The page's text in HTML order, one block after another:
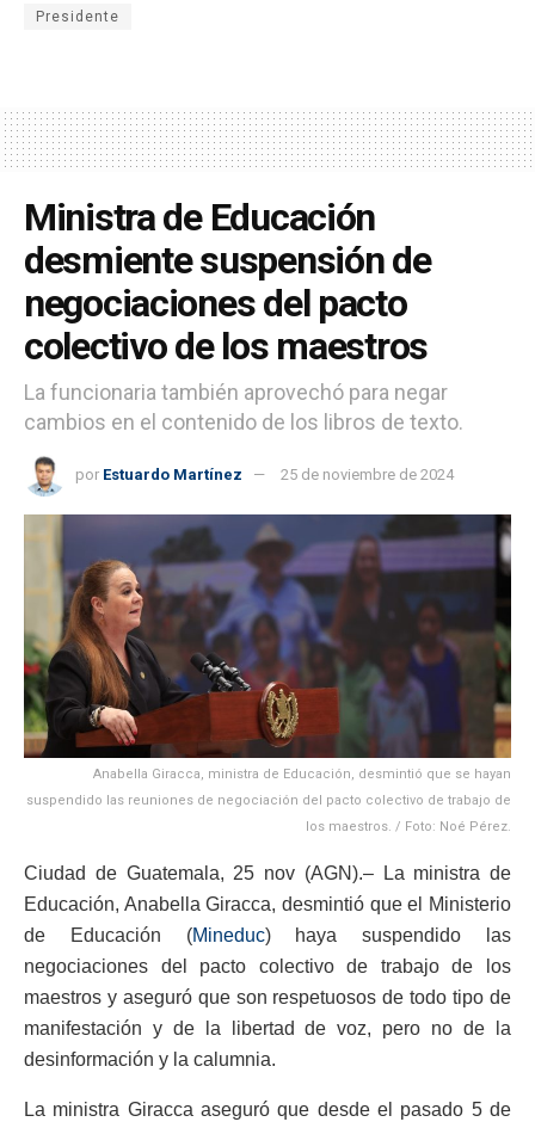
Presidente
Ministra de Educación
desmiente suspensión de
negociaciones del pacto
colectivo de los maestros
La funcionaria también aprovechó para negar
cambios en el contenido de los libros de texto.
por Estuardo Martínez 25 de noviembre de 2024
Anabella Giracca, ministra de Educación, desmintió que se hayan
suspendido las reuniones de negociación del pacto colectivo de trabajo de
los maestros. / Foto: Noé Pérez.
Ciudad de Guatemala, 25 nov (AGN).– La ministra de
Educación, Anabella Giracca, desmintió que el Ministerio
de Educación (Mineduc) haya suspendido las
negociaciones del pacto colectivo de trabajo de los
maestros y aseguró que son respetuosos de todo tipo de
manifestación y de la libertad de voz, pero no de la
desinformación y la calumnia.
La ministra Giracca aseguró que desde el pasado 5 de